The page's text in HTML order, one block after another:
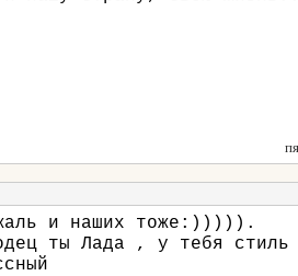
и наших тоже:))))).
ты Лада , у тебя стиль